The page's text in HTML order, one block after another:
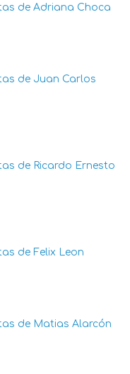
de Adriana Choca
de Juan Carlos
de Ricardo Ernesto
de Felix Leon
de Matias Alarcón